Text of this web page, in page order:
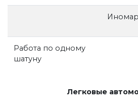
Работа по одному
шатуну
Легковые